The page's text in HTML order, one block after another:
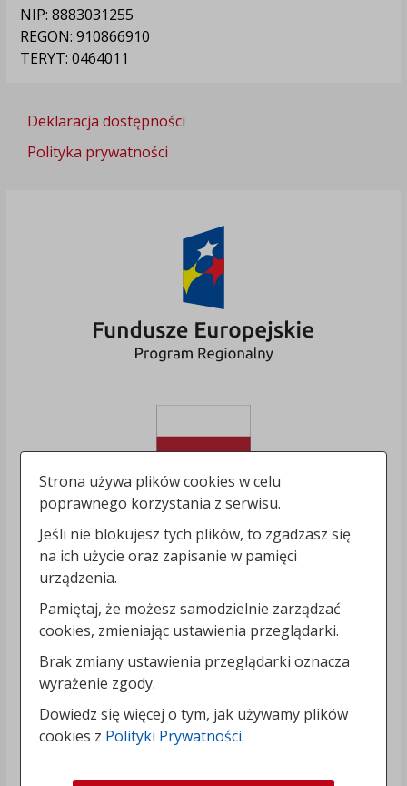
NIP: 8883031255
REGON: 910866910
TERYT: 0464011
Deklaracja dostępności
Polityka prywatności
Strona używa plików cookies w celu
poprawnego korzystania z serwisu.
Jeśli nie blokujesz tych plików, to zgadzasz się
na ich użycie oraz zapisanie w pamięci
urządzenia.
Pamiętaj, że możesz samodzielnie zarządzać
cookies, zmieniając ustawienia przeglądarki.
Brak zmiany ustawienia przeglądarki oznacza
wyrażenie zgody.
Dowiedz się więcej o tym, jak używamy plików
cookies z Polityki Prywatności.